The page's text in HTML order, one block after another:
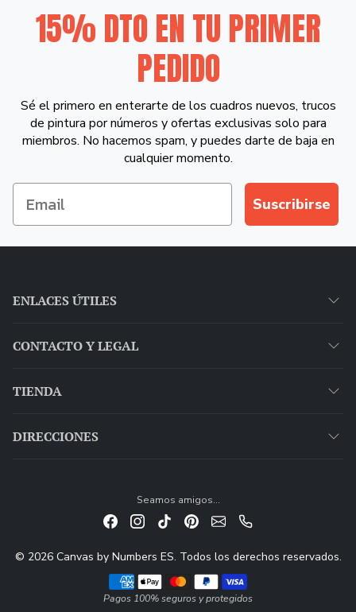
15% DTO EN TU PRIMER
PEDIDO
Sé el primero en enterarte de los cuadros nuevos, trucos
de pintura por números y ofertas exclusivas solo para
miembros. No hacemos spam, y puedes darte de baja en
cualquier momento.
Suscribirse
ENLACES ÚTILES
CONTACTO Y LEGAL
TIENDA
DIRECCIONES
Seamos amigos...
© 2026 Canvas by Numbers ES. Todos los derechos reservados.
Métodos de pago
Pagos 100% seguros y protegidos